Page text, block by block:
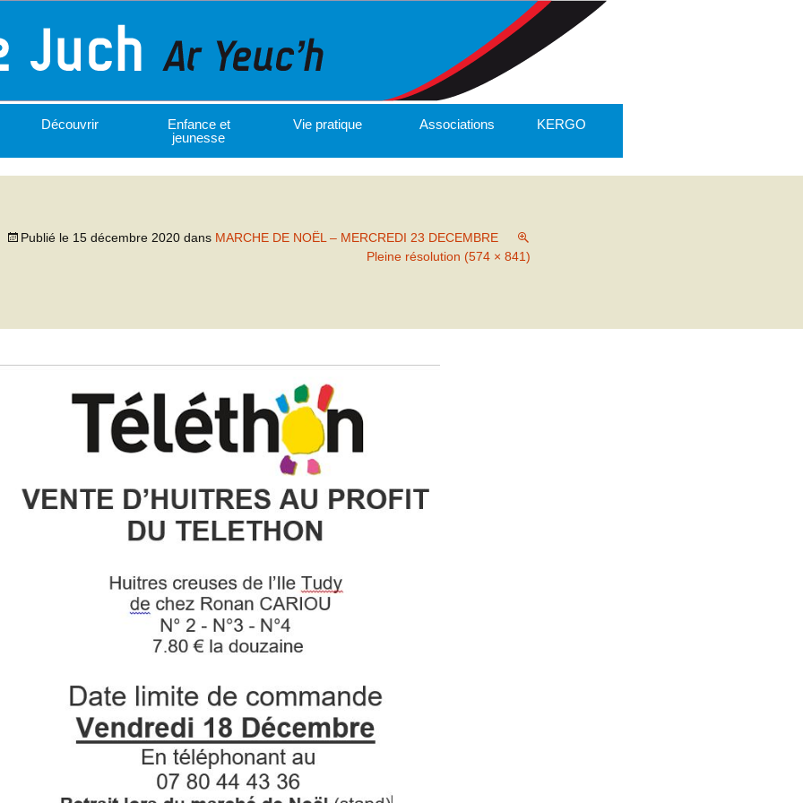
Découvrir
Enfance et
jeunesse
Vie pratique Associations KERGO
Publié le 15 décembre 2020 dans MARCHE DE NOËL – MERCREDI 23 DECEMBRE
Pleine résolution (574 × 841)